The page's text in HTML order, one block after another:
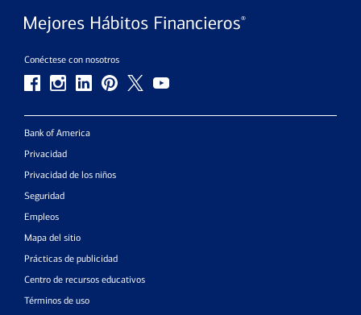
Conéctese con nosotros
Bank of America
Privacidad
Privacidad de los niños
Seguridad
Empleos
Mapa del sitio
Prácticas de publicidad
Centro de recursos educativos
Términos de uso